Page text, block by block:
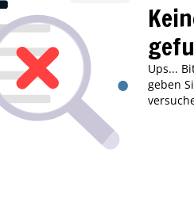
Ups...
geben